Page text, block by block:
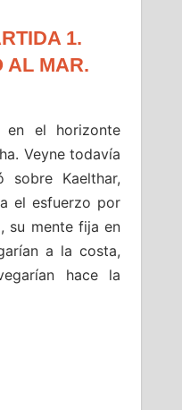
1.
AL MAR.
en el horizonte
Veyne todavía
Kaelthar,
el esfuerzo por
su mente fija en
a la costa,
hace la